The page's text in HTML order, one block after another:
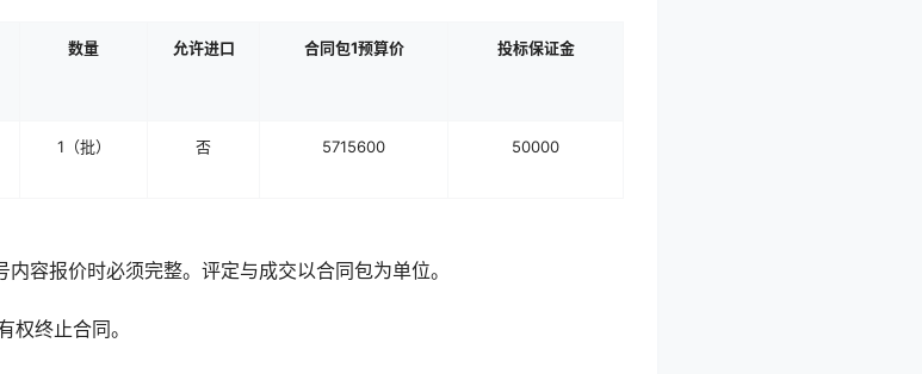
数量 允许进口 合同包1预算价 投标保证金
1（批） 否 5715600 50000
容报价时必须完整。评定与成交以合同包为单位。
终止合同。